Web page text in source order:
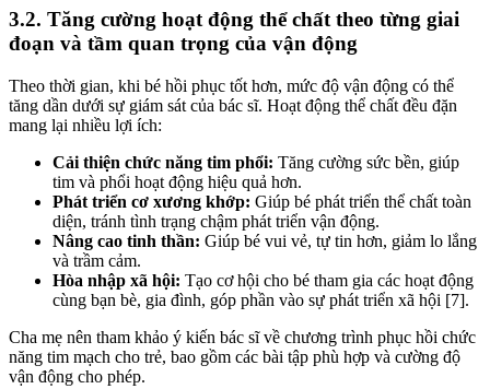
3.2. Tăng cường hoạt động thể chất theo từng giai
đoạn và tầm quan trọng của vận động
Theo thời gian, khi bé hồi phục tốt hơn, mức độ vận động có thể
tăng dần dưới sự giám sát của bác sĩ. Hoạt động thể chất đều đặn
mang lại nhiều lợi ích:
Cải thiện chức năng tim phổi: Tăng cường sức bền, giúp
tim và phổi hoạt động hiệu quả hơn.
Phát triển cơ xương khớp: Giúp bé phát triển thể chất toàn
diện, tránh tình trạng chậm phát triển vận động.
Nâng cao tinh thần: Giúp bé vui vẻ, tự tin hơn, giảm lo lắng
và trầm cảm.
Hòa nhập xã hội: Tạo cơ hội cho bé tham gia các hoạt động
cùng bạn bè, gia đình, góp phần vào sự phát triển xã hội [7].
Cha mẹ nên tham khảo ý kiến bác sĩ về chương trình phục hồi chức
năng tim mạch cho trẻ, bao gồm các bài tập phù hợp và cường độ
vận động cho phép.